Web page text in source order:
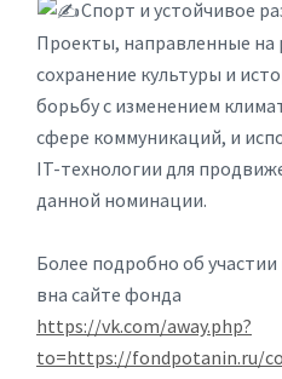
Спорт и устойчивое
Проекты, направленные на
сохранение культуры и
борьбу с изменением
сфере коммуникаций, и
IT-технологии для
данной номинации.
Более подробно об
вна сайте фонда
https://vk.com/away.php?
to=https://fondpotanin.ru/